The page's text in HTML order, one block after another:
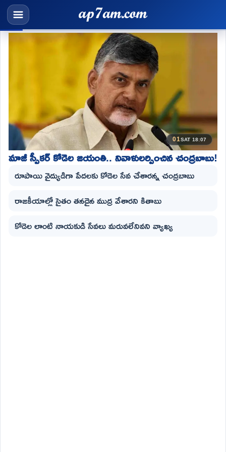
01SAT 18:07
మాజీ స్పీకర్ కోడెల జయంతి.. నివాళులర్పించిన చంద్రబాబు!
రూపాయి వైద్యుడిగా పేదలకు కోడెల సేవ చేశారన్న చంద్రబాబు
రాజకీయాల్లో సైతం తనదైన ముద్ర వేశారని కితాబు
కోడెల లాంటి నాయకుడి సేవలు మరువలేనివని వ్యాఖ్య